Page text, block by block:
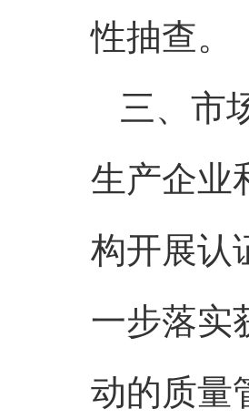
性抽查。
三、市
生产企业
构开展认
一步落实
动的质量